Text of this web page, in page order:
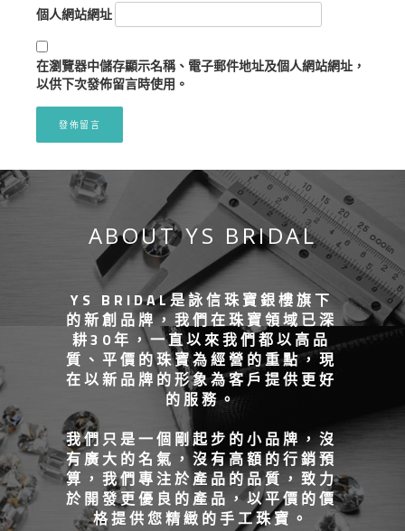
個人網站網址
在瀏覽器中儲存顯示名稱、電子郵件地址及個人網站網址，
以供下次發佈留言時使用。
ABOUT YS BRIDAL
YS BRIDAL是詠信珠寶銀樓旗下
的新創品牌，我們在珠寶領域已深
耕30年，一直以來我們都以高品
質、平價的珠寶為經營的重點，現
在以新品牌的形象為客戶提供更好
的服務。
我們只是一個剛起步的小品牌，沒
有廣大的名氣，沒有高額的行銷預
算，我們專注於產品的品質，致力
於開發更優良的產品，以平價的價
格提供您精緻的手工珠寶。